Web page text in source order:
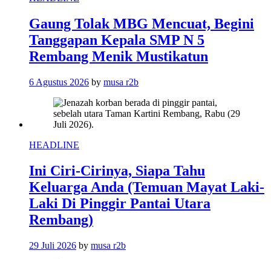
Gaung Tolak MBG Mencuat, Begini
Tanggapan Kepala SMP N 5
Rembang Menik Mustikatun
6 Agustus 2026 by musa r2b
HEADLINE
Ini Ciri-Cirinya, Siapa Tahu
Keluarga Anda (Temuan Mayat Laki-
Laki Di Pinggir Pantai Utara
Rembang)
29 Juli 2026 by musa r2b